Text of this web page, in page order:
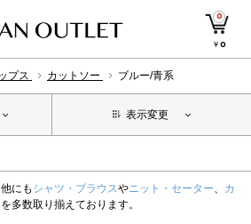
0
￥0
プス カットソー ブルー/青系
表示変更
にも シャツ・ブラウスやニット・セーター、 カ
多数取り揃えております。